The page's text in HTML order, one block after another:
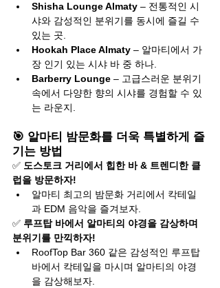
Shisha Lounge Almaty – 전통적인 시
샤와 감성적인 분위기를 동시에 즐길 수
있는 곳.
Hookah Place Almaty – 알마티에서 가
장 인기 있는 시샤 바 중 하나.
Barberry Lounge – 고급스러운 분위기
속에서 다양한 향의 시샤를 경험할 수 있
는 라운지.
🎯 알마티 밤문화를 더욱 특별하게 즐
기는 방법
✅ 도스토크 거리에서 힙한 바 & 트렌디한 클
럽을 방문하자!
알마티 최고의 밤문화 거리에서 칵테일
과 EDM 음악을 즐겨보자.
✅ 루프탑 바에서 알마티의 야경을 감상하며
분위기를 만끽하자!
RoofTop Bar 360 같은 감성적인 루프탑
바에서 칵테일을 마시며 알마티의 야경
을 감상해보자.